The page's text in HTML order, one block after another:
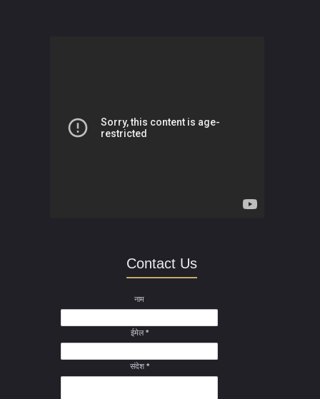
Contact Us
नाम
ईमेल*
संदेश*